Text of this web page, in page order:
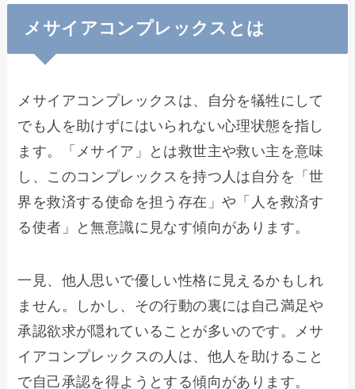
メサイアコンプレックスとは
メサイアコンプレックスは、自分を犠牲にして
でも人を助けずにはいられない心理状態を指し
ます。「メサイア」とは救世主や救い主を意味
し、このコンプレックスを持つ人は自分を「世
界を救済する使命を担う存在」や「人を救済す
る使者」と無意識に見なす傾向があります。
一見、他人思いで優しい性格に見えるかもしれ
ません。しかし、その行動の裏には自己満足や
承認欲求が隠れていることが多いのです。メサ
イアコンプレックスの人は、他人を助けること
で自己承認を得ようとする傾向があります。